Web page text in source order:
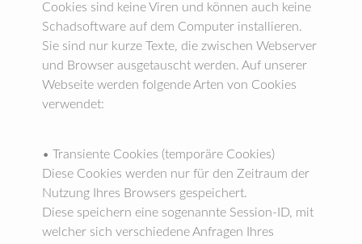
Cookies sind keine Viren und können auch keine
Schadsoftware auf dem Computer installieren.
Sie sind nur kurze Texte, die zwischen Webserver
und Browser ausgetauscht werden. Auf unserer
Webseite werden folgende Arten von Cookies
verwendet:
• Transiente Cookies (temporäre Cookies)
Diese Cookies werden nur für den Zeitraum der
Nutzung Ihres Browsers gespeichert.
Diese speichern eine sogenannte Session-ID, mit
welcher sich verschiedene Anfragen Ihres